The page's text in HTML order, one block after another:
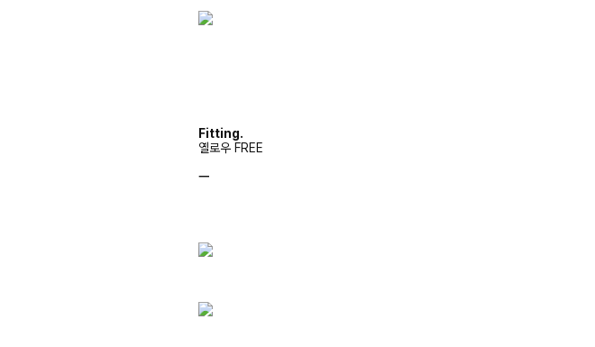
Fitting.
옐로우 FREE
ㅡ